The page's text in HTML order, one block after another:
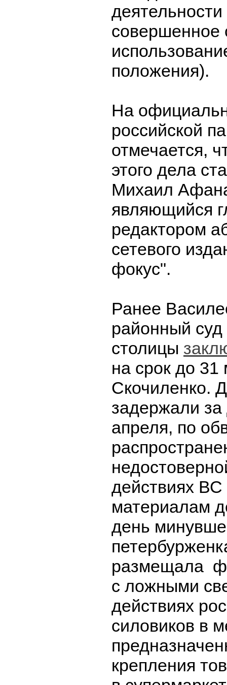
совершенное
положения).
На
российской
отмечается,
этого дела
Михаил
являющийся
редактором
сетевого
фокус".
Ранее
районный
столицы
на срок до
Скочиленко.
задержали за
апреля, по
действиях
материалам
день
размещала
с ложными
действиях
силовиков в
крепления